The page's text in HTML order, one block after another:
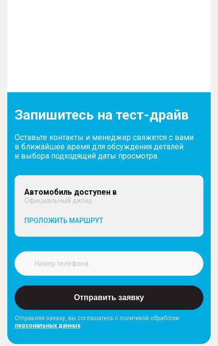
Запишитесь на тест-драйв
Оставьте контакты и менеджер свяжется с вами
в ближайшее время для обсуждения деталей
и выбора подходящий даты просмотра.
Автомобиль доступен в
Официальный дилер
ПРОЛОЖИТЬ МАРШРУТ
Отправить заявку
Отправляя заявку, вы соглашатесь с политикой обработки
персональных данных